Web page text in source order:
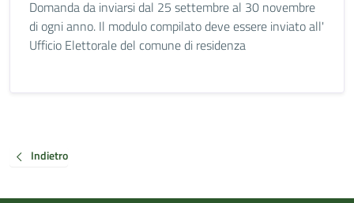
Domanda da inviarsi dal 25 settembre al 30 novembre
di ogni anno. Il modulo compilato deve essere inviato all'
Ufficio Elettorale del comune di residenza
Indietro